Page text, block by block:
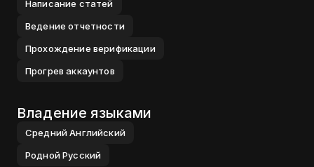
Написание статей
Ведение отчетности
Прохождение верификации
Прогрев аккаунтов
Владение языками
Средний Английский
РоднойРусский